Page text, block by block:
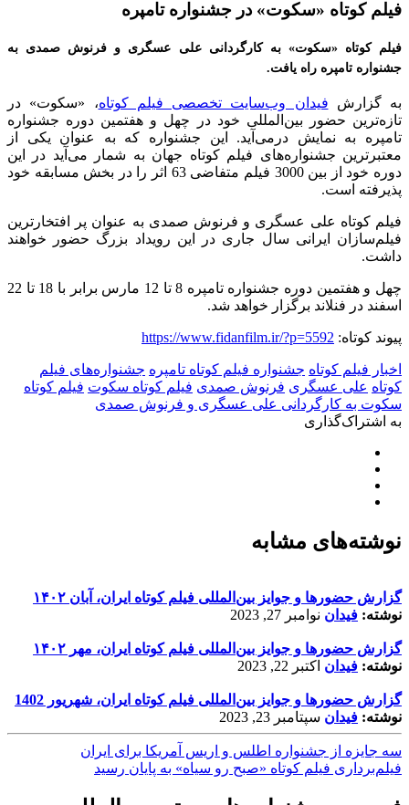
فیلم کوتاه «سکوت» در جشنواره تامپره
فیلم کوتاه «سکوت» به کارگردانی علی عسگری و فرنوش صمدی به
جشنواره تامپره راه یافت.
به گزارش فیدان وب‌سایت تخصصی فیلم کوتاه، «سکوت» در
تازه‌ترین حضور بین‌المللی خود در چهل و هفتمین دوره جشنواره
تامپره به نمایش درمی‌آید. این جشنواره که به عنوان یکی از
معتبرترین جشنواره‌های فیلم کوتاه جهان به شمار می‌آید در این
دوره خود از بین 3000 فیلم متفاضی 63 اثر را در بخش مسابقه خود
پذیرفته است.
فیلم کوتاه علی عسگری و فرنوش صمدی به عنوان پر افتخارترین
فیلم‌سازان ایرانی سال جاری در این رویداد بزرگ حضور خواهند
داشت.
چهل و هفتمین دوره جشنواره تامپره 8 تا 12 مارس برابر با 18 تا 22
اسفند در فنلاند برگزار خواهد شد.
پیوند کوتاه: https://www.fidanfilm.ir/?p=5592
اخبار فیلم کوتاه جشنواره فیلم کوتاه تامپره جشنواره‌های فیلم
کوتاه علی عسگری فرنوش صمدی فیلم کوتاه سکوت فیلم کوتاه
سکوت به کارگردانی علی عسگری و فرنوش صمدی
به اشتراک‌گذاری
نوشته‌های مشابه
گزارش حضورها و جوایز بین‌المللی فیلم کوتاه ایران، آبان ۱۴۰۲
نوشته: فیدان نوامبر 27, 2023
گزارش حضورها و جوایز بین‌المللی فیلم کوتاه ایران، مهر ۱۴۰۲
نوشته: فیدان اکتبر 22, 2023
گزارش حضورها و جوایز بین‌المللی فیلم کوتاه ایران، شهریور 1402
نوشته: فیدان سپتامبر 23, 2023
سه جایزه از جشنواره اطلس و اریس آمریکا برای ایران
فیلم‌برداری فیلم کوتاه «صبح رو سیاه» به پایان رسید